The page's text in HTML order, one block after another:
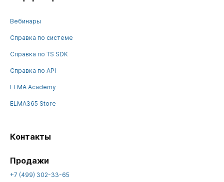
Вебинары
Справка по системе
Справка по TS SDK
Справка по API
ELMA Academy
ELMA365 Store
Контакты
Продажи
+7 (499) 302-33-65